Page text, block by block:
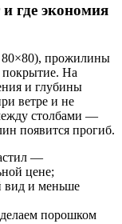
и где экономия
80×80), прожилины
покрытие. На
и глубины
ветре и не
столбами —
появится прогиб.
—
цене;
вид и меньше
порошком